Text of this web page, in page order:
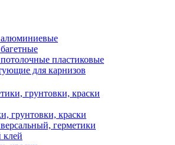
пластиковые
для карнизов
грунтовки, краски
грунтовки, краски
герметики